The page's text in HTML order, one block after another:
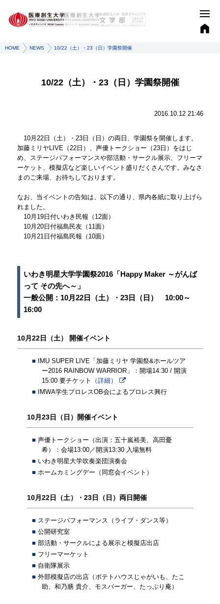
HOME NEWS 10/22（土）・23（日）学園祭開催
10/22（土）・23（日）学園祭開催
2016.10.12 21:46
10月22日（土）・23日（日）の両日、学園祭を開催します。
加藤ミリヤLIVE（22日）、声優トークショー（23日）をはじ
め、ステージパフォーマンスや部活動・サークル展示、フリーマ
ーケット、模擬店など楽しいイベント盛りだくさんです。みなさ
まのご来場、お待ちしております。
なお、当イベントの告知は、以下の通り、県内各紙に取り上げら
れました。
10月19日付いわき民報（12面）
10月20日付福島民友（11面）
10月21日付福島民報（10面）
いわき明星大学学園祭2016「Happy Maker ～がんば
って その先へ～」
一般公開：10月22日（土）・23日（日） 10:00～
16:00
10月22日（土） 開催イベント
IMU SUPER LIVE「加藤ミリヤ 学園祭&ホールツア
ー2016 RAINBOW WARRIOR」：開場14:30 / 開演
15:00 要チケット
（詳細）
IMWA学生プロレスOB会によるプロレス興行
10月23日（日）開催イベント
声優トークショー（出演：五十嵐裕美、高田憂
希）：会場13:00／開演13:30 入場無料
いわき明星大学吹奏楽団演奏会
ホームカミングデー（同窓会イベント）
10月22日（土）・23日（日）両日開催
ステージパフォーマンス（ライブ・ダンス等）
公開研究室
部活動・サークルによる展示と模擬店出店
フリーマーケット
自衛隊展示
外部模擬店の出店（ポテトハウスじゃがいも、たこ
助、和乃膳 貴介、モスバーガー、たっぷり庵）